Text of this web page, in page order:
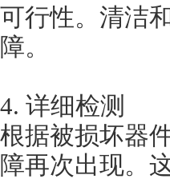
可行性。清
障。
4. 详细检测
根据被损坏器件
障再次出现